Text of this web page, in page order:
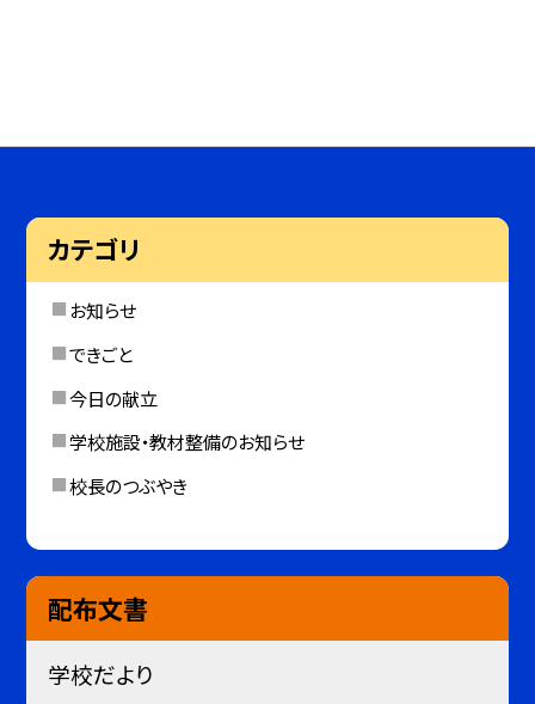
カテゴリ
お知らせ
できごと
今日の献立
学校施設・教材整備のお知らせ
校長のつぶやき
配布文書
学校だより